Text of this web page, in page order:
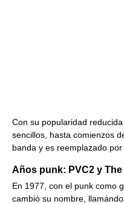
Con su popularidad
sencillos, hasta comienzos
banda y es reemplazado por
Años punk: PVC2 y
En 1977, con el punk como
cambió su nombre,